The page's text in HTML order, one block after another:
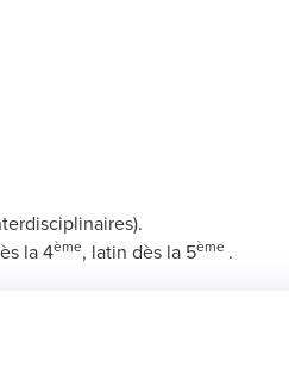
la 4ème, latin dès la 5ème .